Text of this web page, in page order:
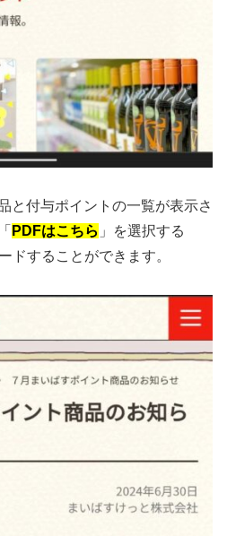
と付与ポイントの一覧が表示さ
PDFはこちら 」を選択する
ドすることができます。